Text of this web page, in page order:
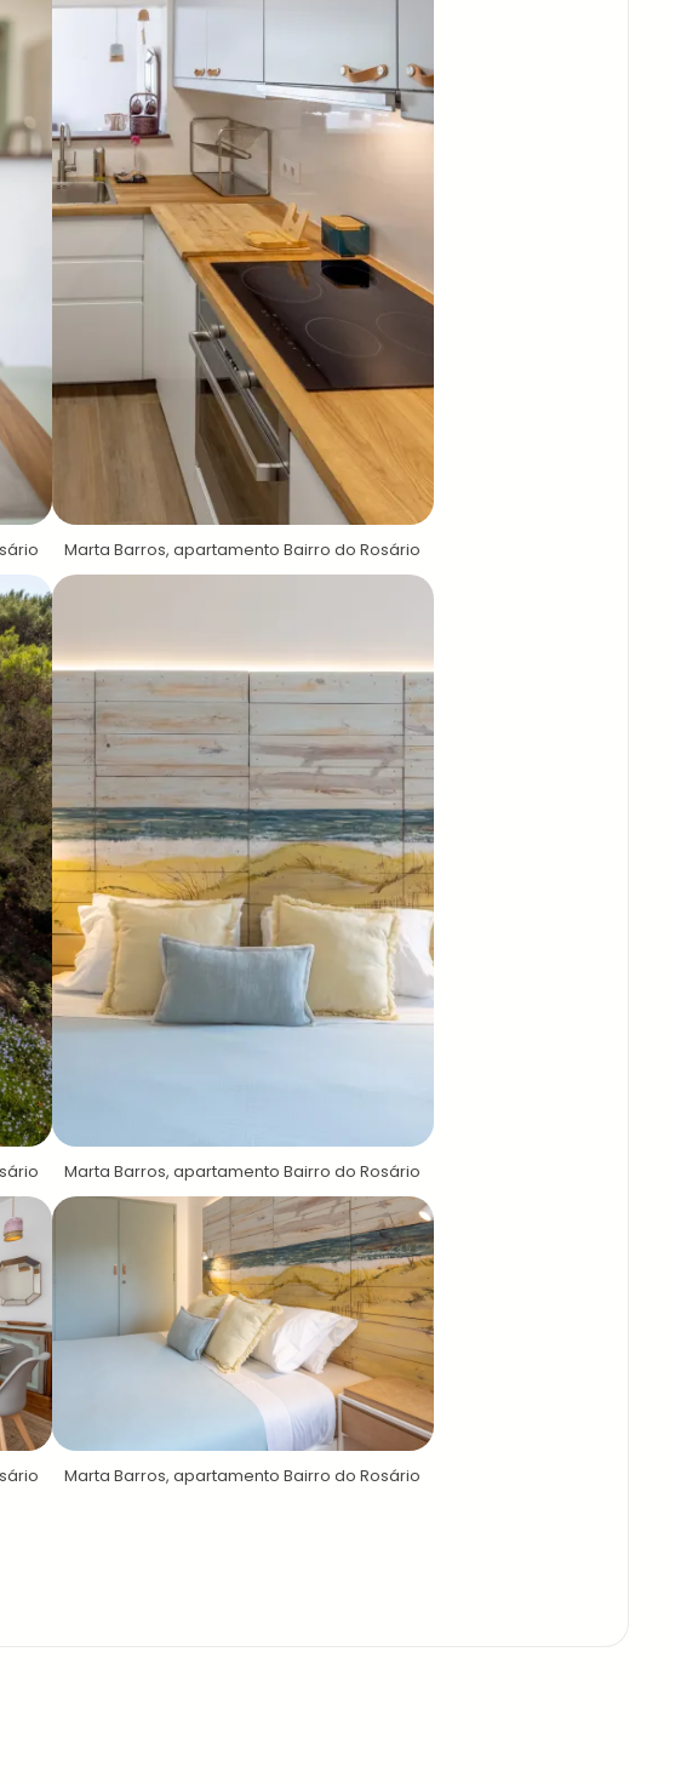
Marta Barros, apartamento Bairro do Rosário
Marta Barros, apartamento Bairro do Rosário
Marta Barros, apartamento Bairro do Rosário